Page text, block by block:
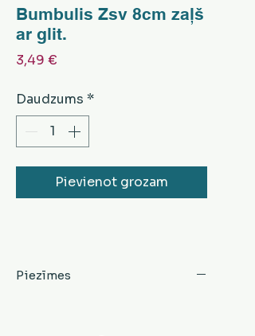
Bumbulis Zsv 8cm zaļš
ar glit.
3,49 €
Daudzums *
Pievienot grozam
Piezīmes